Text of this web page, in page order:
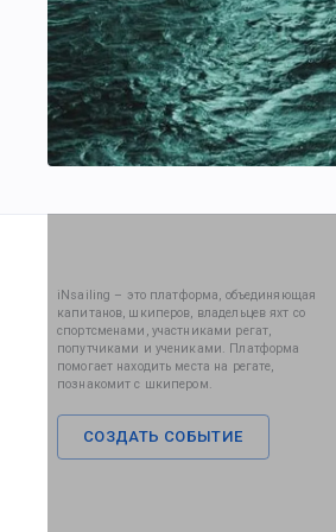
iNsailing – это платформа, объединяющая
капитанов, шкиперов, владельцев яхт со
спортсменами, участниками регат,
попутчиками и учениками. Платформа
помогает находить места на регате,
познакомит с шкипером.
СОЗДАТЬ СОБЫТИЕ